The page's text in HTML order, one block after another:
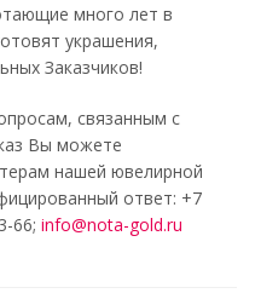
много лет в
украшения,
Заказчиков!
связанным с
Вы можете
нашей ювелирной
ответ: +7
66; info@nota-gold.ru